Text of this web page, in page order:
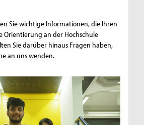
Sie wichtige Informationen, die Ihren
Orientierung an der Hochschule
Sie darüber hinaus Fragen haben,
an uns wenden.